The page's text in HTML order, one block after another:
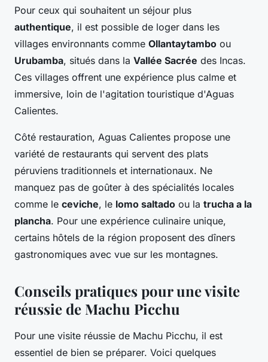
Pour ceux qui souhaitent un séjour plus
authentique, il est possible de loger dans les
villages environnants comme Ollantaytambo ou
Urubamba, situés dans la Vallée Sacrée des Incas.
Ces villages offrent une expérience plus calme et
immersive, loin de l'agitation touristique d'Aguas
Calientes.
Côté restauration, Aguas Calientes propose une
variété de restaurants qui servent des plats
péruviens traditionnels et internationaux. Ne
manquez pas de goûter à des spécialités locales
comme le ceviche, le lomo saltado ou la trucha a la
plancha. Pour une expérience culinaire unique,
certains hôtels de la région proposent des dîners
gastronomiques avec vue sur les montagnes.
Conseils pratiques pour une visite
réussie de Machu Picchu
Pour une visite réussie de Machu Picchu, il est
essentiel de bien se préparer. Voici quelques